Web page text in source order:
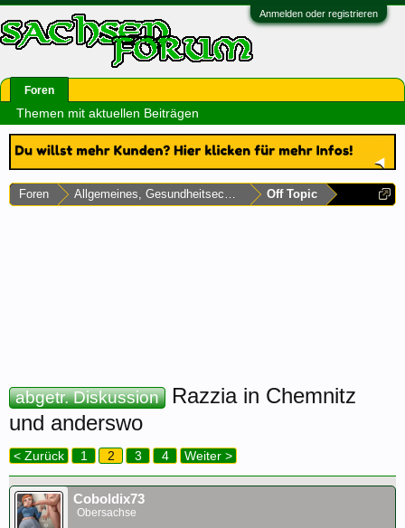
Anmelden oder registrieren
Foren Allgemeines, Gesundheitsecke & Umfragen
Off Topic
abgetr. Diskussion
Razzia in Chemnitz
und anderswo
< Zurück 1 2 3 4 Weiter >
Coboldix73
Obersachse
Foren
Themen mit aktuellen Beiträgen